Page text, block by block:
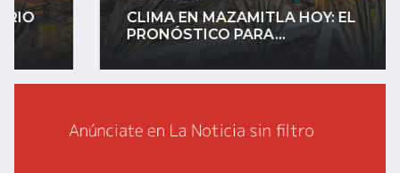
CLIMA EN MAZAMITLA HOY: EL
PRONÓSTICO PARA...